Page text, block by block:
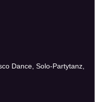
Dance, Solo-Partytanz,